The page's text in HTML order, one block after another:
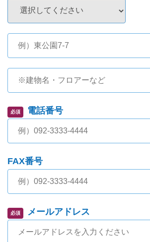
必須 電話番号
FAX番号
必須 メールアドレス